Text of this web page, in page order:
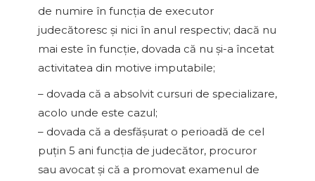
de numire în funcţia de executor
judecătoresc şi nici în anul respectiv; dacă nu
mai este în funcţie, dovada că nu şi-a încetat
activitatea din motive imputabile;
– dovada că a absolvit cursuri de specializare,
acolo unde este cazul;
– dovada că a desfăşurat o perioadă de cel
puţin 5 ani funcţia de judecător, procuror
sau avocat şi că a promovat examenul de